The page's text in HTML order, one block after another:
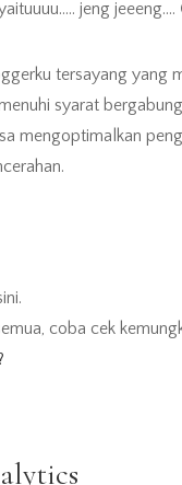
jeng jeeeng….
tersayang yang
syarat
mengoptimalkan
coba cek